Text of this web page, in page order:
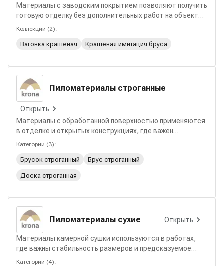
Материалы с заводским покрытием позволяют получить
готовую отделку без дополнительных работ на объекте.
В разделе собраны решения для стен, фасадов и
поверхности и стабильным внешним видом.
Коллекции (2):
Вагонка крашеная Крашеная имитация бруса
Пиломатериалы строганные
Открыть
Материалы с обработанной поверхностью применяются
в отделке и открытых конструкциях, где важен
аккуратный внешний вид. В разделе представлены
готовностью к финишной обработке.
Категории (3):
Брусок строганный Брус строганный
Доска строганная
Пиломатериалы сухие Открыть
Материалы камерной сушки используются в работах,
где важны стабильность размеров и предсказуемое
поведение древесины. В разделе представлены
Категории (4):